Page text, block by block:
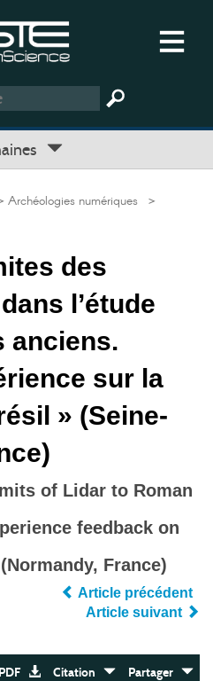
Archéologies numériques >
des
l’étude
anciens.
sur la
» (Seine-
of Lidar to Roman
feedback on
France)
Article précédent
Article suivant
PDF Citation Partager